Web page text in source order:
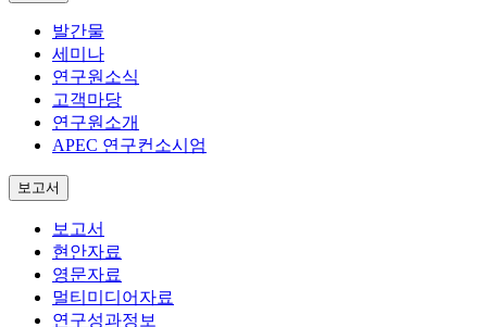
발간물
세미나
연구원소식
고객마당
연구원소개
APEC 연구컨소시엄
보고서
보고서
현안자료
영문자료
멀티미디어자료
연구성과정보